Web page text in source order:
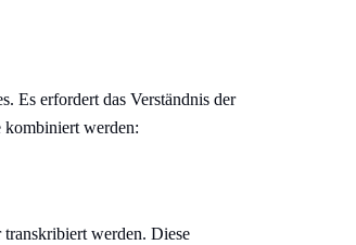
Es erfordert das Verständnis der
kombiniert werden:
werden. Diese